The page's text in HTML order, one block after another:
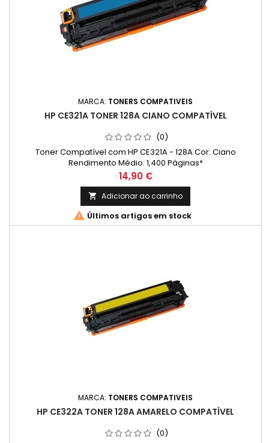
MARCA: TONERS COMPATIVEIS
HP CE321A TONER 128A CIANO COMPATÍVEL
(0)
Toner Compatível com HP CE321A - 128A Cor: Ciano
Rendimento Médio: 1,400 Páginas*
Preço
14,90 €
 Adicionar ao carrinho
 Últimos artigos em stock
MARCA: TONERS COMPATIVEIS
HP CE322A TONER 128A AMARELO COMPATÍVEL
(0)